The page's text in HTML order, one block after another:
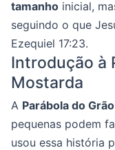
tamanho inicial,
seguindo o que
Ezequiel 17:23.
Introdução à
Mostarda
A Parábola do
pequenas podem
usou essa história